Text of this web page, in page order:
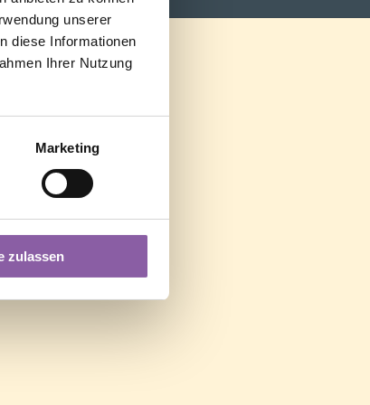
unserer
diese Informationen
Ihrer Nutzung
Marketing
zulassen